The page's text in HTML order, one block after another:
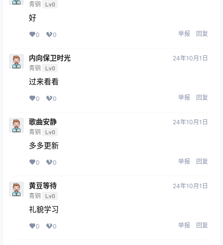
青铜 Lv0
好
0 0 举报 回复
内向保卫时光
青铜 Lv0
24年10月1日
过来看看
0 0 举报 回复
歌曲安静
青铜 Lv0
24年10月1日
多多更新
0 0 举报 回复
黄豆等待
青铜 Lv0
24年10月1日
礼貌学习
0 0 举报 回复